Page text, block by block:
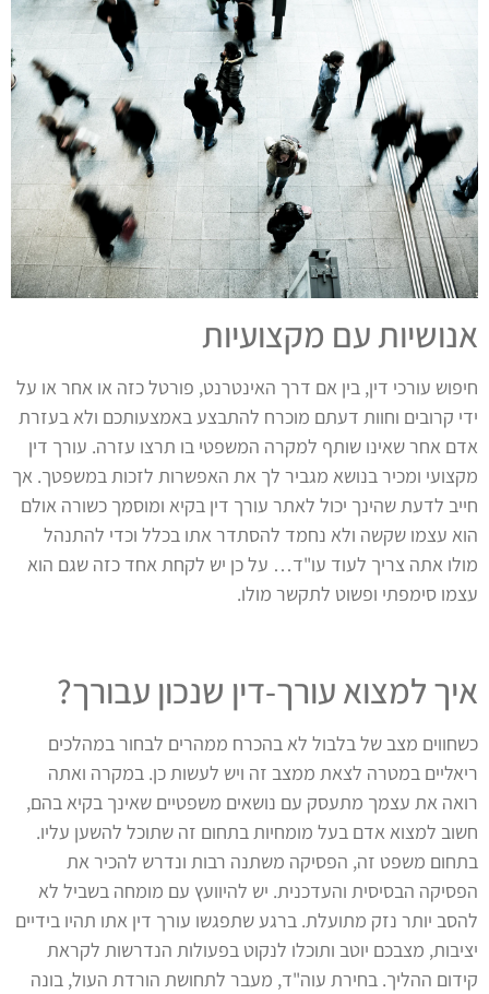
אנושיות עם מקצועיות
חיפוש עורכי דין, בין אם דרך האינטרנט, פורטל כזה או אחר או על
ידי קרובים וחוות דעתם מוכרח להתבצע באמצעותכם ולא בעזרת
אדם אחר שאינו שותף למקרה המשפטי בו תרצו עזרה. עורך דין
מקצועי ומכיר בנושא מגביר לך את האפשרות לזכות במשפטך. אך
חייב לדעת שהינך יכול לאתר עורך דין בקיא ומוסמך כשורה אולם
הוא עצמו שקשה ולא נחמד להסתדר אתו בכלל וכדי להתנהל
מולו אתה צריך לעוד עו"ד… על כן יש לקחת אחד כזה שגם הוא
עצמו סימפתי ופשוט לתקשר מולו.
איך למצוא עורך-דין שנכון עבורך?
כשחווים מצב של בלבול לא בהכרח ממהרים לבחור במהלכים
ריאליים במטרה לצאת ממצב זה ויש לעשות כן. במקרה ואתה
רואה את עצמך מתעסק עם נושאים משפטיים שאינך בקיא בהם,
חשוב למצוא אדם בעל מומחיות בתחום זה שתוכל להשען עליו.
בתחום משפט זה, הפסיקה משתנה רבות ונדרש להכיר את
הפסיקה הבסיסית והעדכנית. יש להיוועץ עם מומחה בשביל לא
להסב יותר נזק מתועלת. ברגע שתפגשו עורך דין אתו תהיו בידיים
יציבות, מצבכם יוטב ותוכלו לנקוט בפעולות הנדרשות לקראת
קידום ההליך. בחירת עוה"ד, מעבר לתחושת הורדת העול, בונה